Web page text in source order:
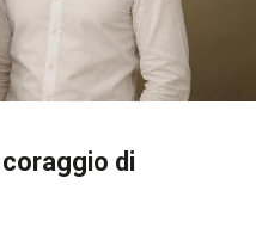
coraggio di